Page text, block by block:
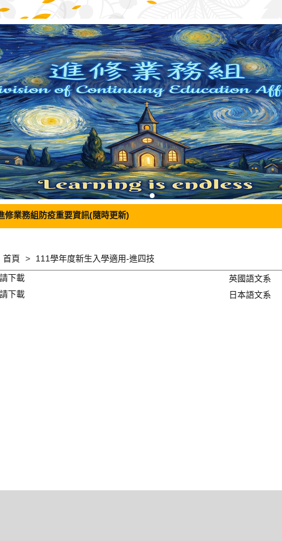
修業務組防疫重要資訊(隨時更新)
首頁 111學年度新生入學適用-進四技
請下載
英國語文系
請下載
日本語文系